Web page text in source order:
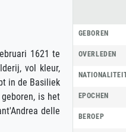
GEBOREN
OVERLEDEN
EPOCHEN
BEROEP
1621 te
vol kleur,
in de Basiliek
is het
delle